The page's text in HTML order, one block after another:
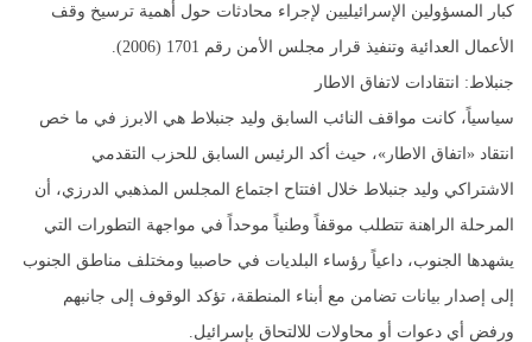
كبار المسؤولين الإسرائيليين لإجراء محادثات حول أهمية ترسيخ وقف
الأعمال العدائية وتنفيذ قرار مجلس الأمن رقم 1701 (2006).
جنبلاط: انتقادات لاتفاق الاطار
سياسياً، كانت مواقف النائب السابق وليد جنبلاط هي الابرز في ما خص
انتقاد «اتفاق الاطار»، حيث أكد الرئيس السابق للحزب التقدمي
الاشتراكي وليد جنبلاط خلال افتتاح اجتماع المجلس المذهبي الدرزي، أن
المرحلة الراهنة تتطلب موقفاً وطنياً موحداً في مواجهة التطورات التي
يشهدها الجنوب، داعياً رؤساء البلديات في حاصبيا ومختلف مناطق الجنوب
إلى إصدار بيانات تضامن مع أبناء المنطقة، تؤكد الوقوف إلى جانبهم
ورفض أي دعوات أو محاولات للالتحاق بإسرائيل.